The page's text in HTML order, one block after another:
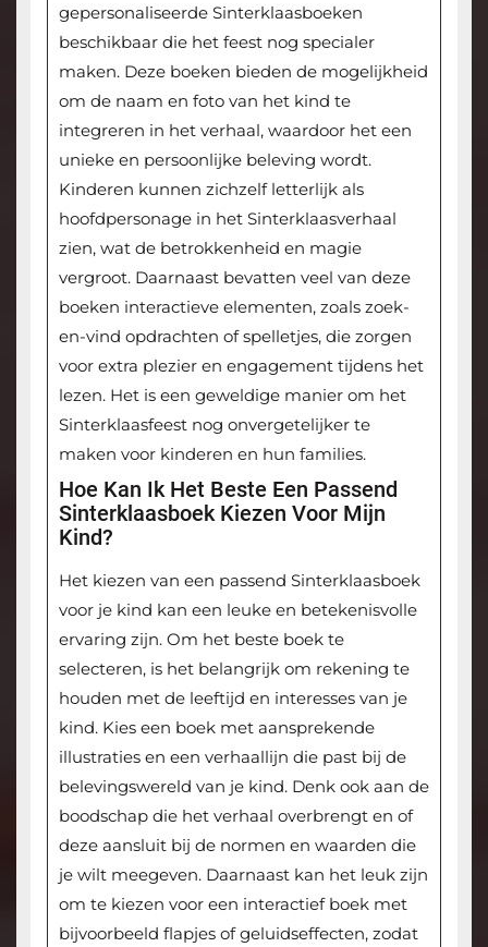
gepersonaliseerde Sinterklaasboeken
beschikbaar die het feest nog specialer
maken. Deze boeken bieden de mogelijkheid
om de naam en foto van het kind te
integreren in het verhaal, waardoor het een
unieke en persoonlijke beleving wordt.
Kinderen kunnen zichzelf letterlijk als
hoofdpersonage in het Sinterklaasverhaal
zien, wat de betrokkenheid en magie
vergroot. Daarnaast bevatten veel van deze
boeken interactieve elementen, zoals zoek-
en-vind opdrachten of spelletjes, die zorgen
voor extra plezier en engagement tijdens het
lezen. Het is een geweldige manier om het
Sinterklaasfeest nog onvergetelijker te
maken voor kinderen en hun families.
Hoe Kan Ik Het Beste Een Passend
Sinterklaasboek Kiezen Voor Mijn
Kind?
Het kiezen van een passend Sinterklaasboek
voor je kind kan een leuke en betekenisvolle
ervaring zijn. Om het beste boek te
selecteren, is het belangrijk om rekening te
houden met de leeftijd en interesses van je
kind. Kies een boek met aansprekende
illustraties en een verhaallijn die past bij de
belevingswereld van je kind. Denk ook aan de
boodschap die het verhaal overbrengt en of
deze aansluit bij de normen en waarden die
je wilt meegeven. Daarnaast kan het leuk zijn
om te kiezen voor een interactief boek met
bijvoorbeeld flapjes of geluidseffecten, zodat